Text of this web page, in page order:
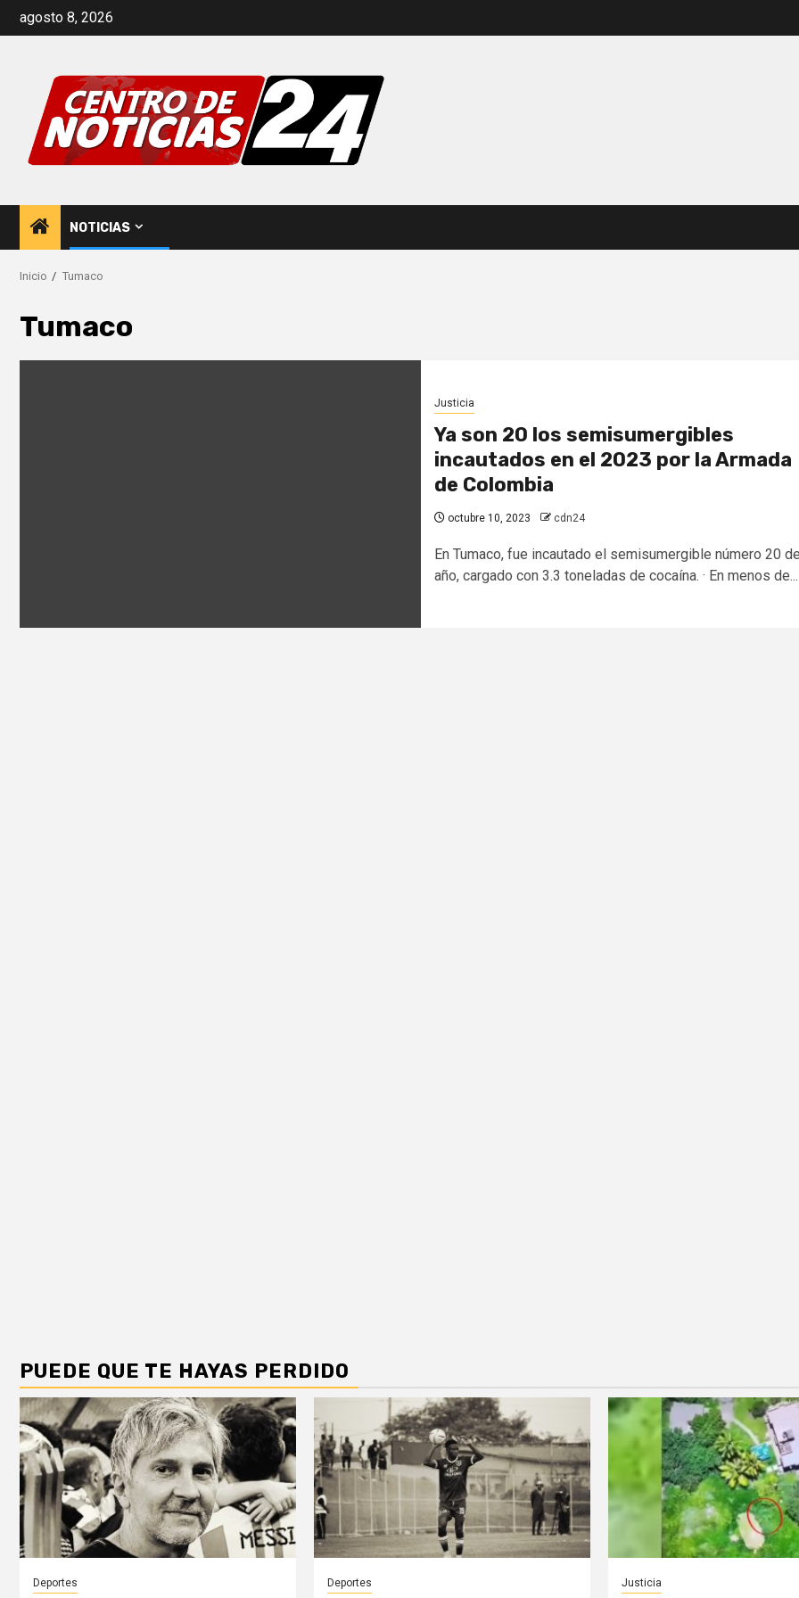
agosto 8, 2026
NOTICIAS
Inicio Tumaco
Tumaco
Justicia
Ya son 20 los semisumergibles
incautados en el 2023 por la Armada
de Colombia
octubre 10, 2023 cdn24
En Tumaco, fue incautado el semisumergible número 20
año, cargado con 3.3 toneladas de cocaína. · En menos de...
PUEDE QUE TE HAYAS PERDIDO
Deportes Deportes Justicia